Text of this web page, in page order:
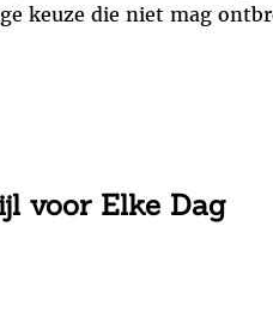
keuze die niet mag
voor Elke Dag